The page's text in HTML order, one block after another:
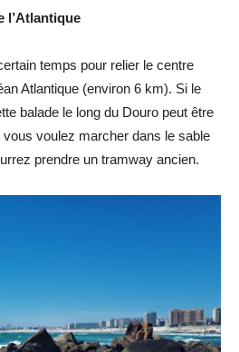
l’Atlantique
temps pour relier le centre
Atlantique (environ 6 km). Si le
balade le long du Douro peut être
voulez marcher dans le sable
prendre un tramway ancien.